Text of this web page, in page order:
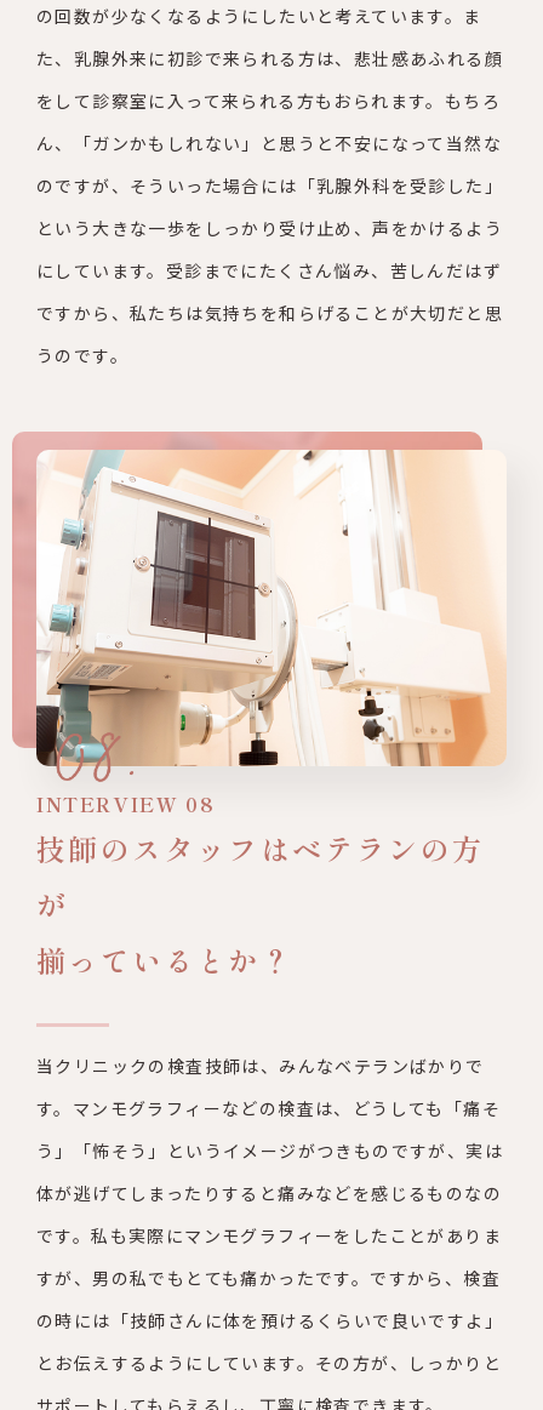
の回数が少なくなるようにしたいと考えています。ま
た、乳腺外来に初診で来られる方は、悲壮感あふれる顔
をして診察室に入って来られる方もおられます。もちろ
ん、「ガンかもしれない」と思うと不安になって当然な
のですが、そういった場合には「乳腺外科を受診した」
という大きな一歩をしっかり受け止め、声をかけるよう
にしています。受診までにたくさん悩み、苦しんだはず
ですから、私たちは気持ちを和らげることが大切だと思
うのです。
INTERVIEW 08
技師のスタッフはベテランの方
が
揃っているとか？
当クリニックの検査技師は、みんなベテランばかりで
す。マン モグラフィーなどの検査は、どうしても「痛そ
う」「怖そう」とい うイメージがつきものですが、実は
体が逃げてしまったりすると痛 みなどを感じるものなの
です。私も実際にマンモグラフィーをした ことがありま
すが、男の私でもとても痛かったです。 ですから、検査
の時には「技師さんに体を預けるくらいで良いです よ」
とお伝えするようにしています。その方が、しっかりと
サポー トしてもらえるし、丁寧に検査できます。